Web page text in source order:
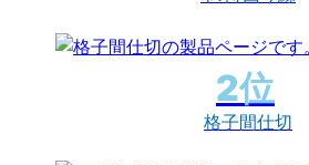
格子間仕切